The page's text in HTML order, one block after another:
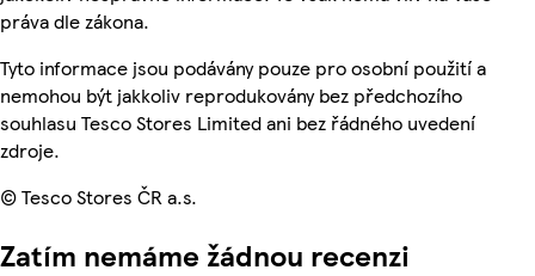
práva dle zákona.
Tyto informace jsou podávány pouze pro osobní použití a
nemohou být jakkoliv reprodukovány bez předchozího
souhlasu Tesco Stores Limited ani bez řádného uvedení
zdroje.
© Tesco Stores ČR a.s.
Zatím nemáme žádnou recenzi